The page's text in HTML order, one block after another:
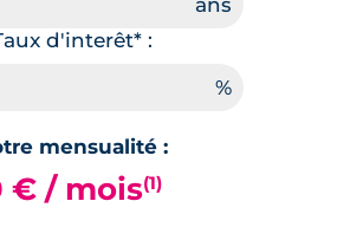
d'interêt* :
mensualité :
€ / mois(1)